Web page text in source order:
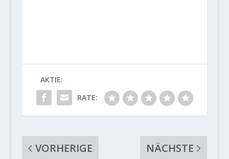
AKTIE:
RATE:
VORHERIGE
NÄCHSTE